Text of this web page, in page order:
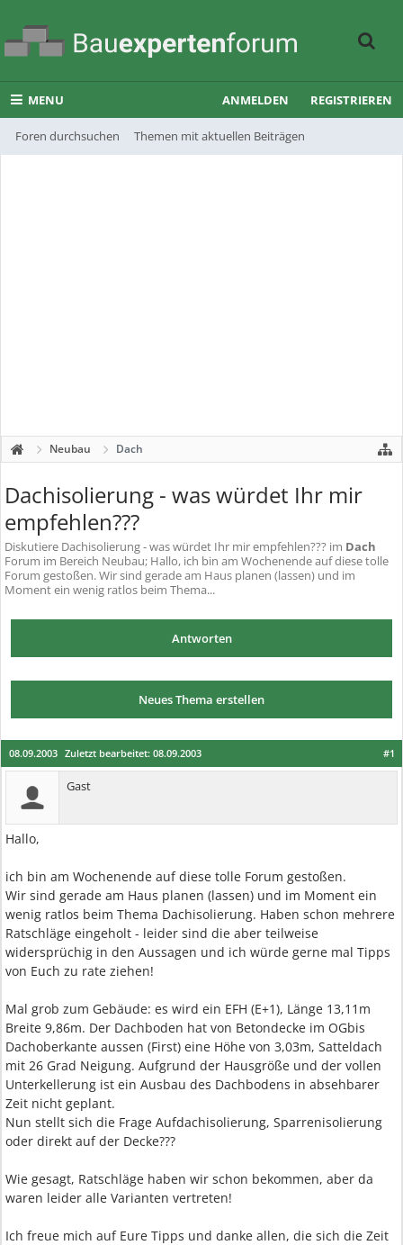
MENU
Foren durchsuchen Themen mit aktuellen Beiträgen
ANMELDEN REGISTRIEREN
Neubau Dach
Dachisolierung - was würdet Ihr mir
empfehlen???
Diskutiere Dachisolierung - was würdet Ihr mir empfehlen??? im Dach
Forum im Bereich Neubau; Hallo, ich bin am Wochenende auf diese tolle
Forum gestoßen. Wir sind gerade am Haus planen (lassen) und im
Moment ein wenig ratlos beim Thema...
Antworten
Neues Thema erstellen
#1
08.09.2003 Zuletzt bearbeitet: 08.09.2003
Gast
Hallo,
ich bin am Wochenende auf diese tolle Forum gestoßen.
Wir sind gerade am Haus planen (lassen) und im Moment ein
wenig ratlos beim Thema Dachisolierung. Haben schon mehrere
Ratschläge eingeholt - leider sind die aber teilweise
widersprüchig in den Aussagen und ich würde gerne mal Tipps
von Euch zu rate ziehen!
Mal grob zum Gebäude: es wird ein EFH (E+1), Länge 13,11m
Breite 9,86m. Der Dachboden hat von Betondecke im OGbis
Dachoberkante aussen (First) eine Höhe von 3,03m, Satteldach
mit 26 Grad Neigung. Aufgrund der Hausgröße und der vollen
Unterkellerung ist ein Ausbau des Dachbodens in absehbarer
Zeit nicht geplant.
Nun stellt sich die Frage Aufdachisolierung, Sparrenisolierung
oder direkt auf der Decke???
Wie gesagt, Ratschläge haben wir schon bekommen, aber da
waren leider alle Varianten vertreten!
Ich freue mich auf Eure Tipps und danke allen, die sich die Zeit